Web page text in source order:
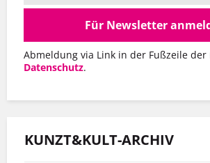
Für Newsletter
Abmeldung via Link in der Fußzeile der
Datenschutz.
KUNZT&KULT-ARCHIV